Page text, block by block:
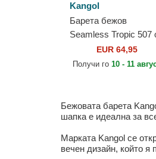
Kangol
Барета бежов
Seamless Tropic 507
EUR 64,95
Получи го10 - 11
Бежовата барета
шапка е идеална за
Марката Kangol се
вечен дизайн, който я